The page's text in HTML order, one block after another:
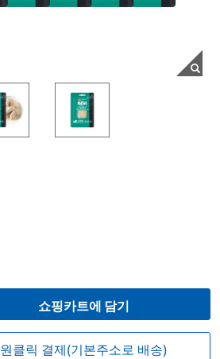
쇼핑카트에 담기
원클릭 결제(기본주소로 배송)